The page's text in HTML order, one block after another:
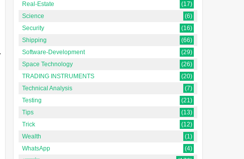
Real-Estate
(17)
Science
(6)
Security
(16)
Shipping
(66)
Software-Development
(29)
Space Technology
(26)
TRADING INSTRUMENTS
(20)
Technical Analysis
(7)
Testing
(21)
Tips
(13)
Trick
(12)
Wealth
(1)
WhatsApp
(4)